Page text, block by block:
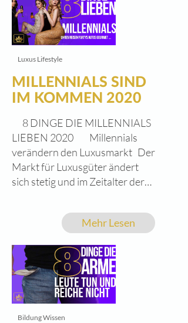
Luxus Lifestyle
MILLENNIALS SIND
IM KOMMEN 2020
LIEBEN 2020 Millennials
verändern den Luxusmarkt Der
Markt für Luxusgüter ändert
sich stetig und im Zeitalter der
Bedeutung als Statussymbol
-/Premium-Kaufverhalten,
gleichzeitig wächst die Zahl der
Menschen, die sich mehr Luxus
gönnen und leisten. Marken
wie Gucci, Prada und Dior
Mehr Lesen
Bildung Wissen